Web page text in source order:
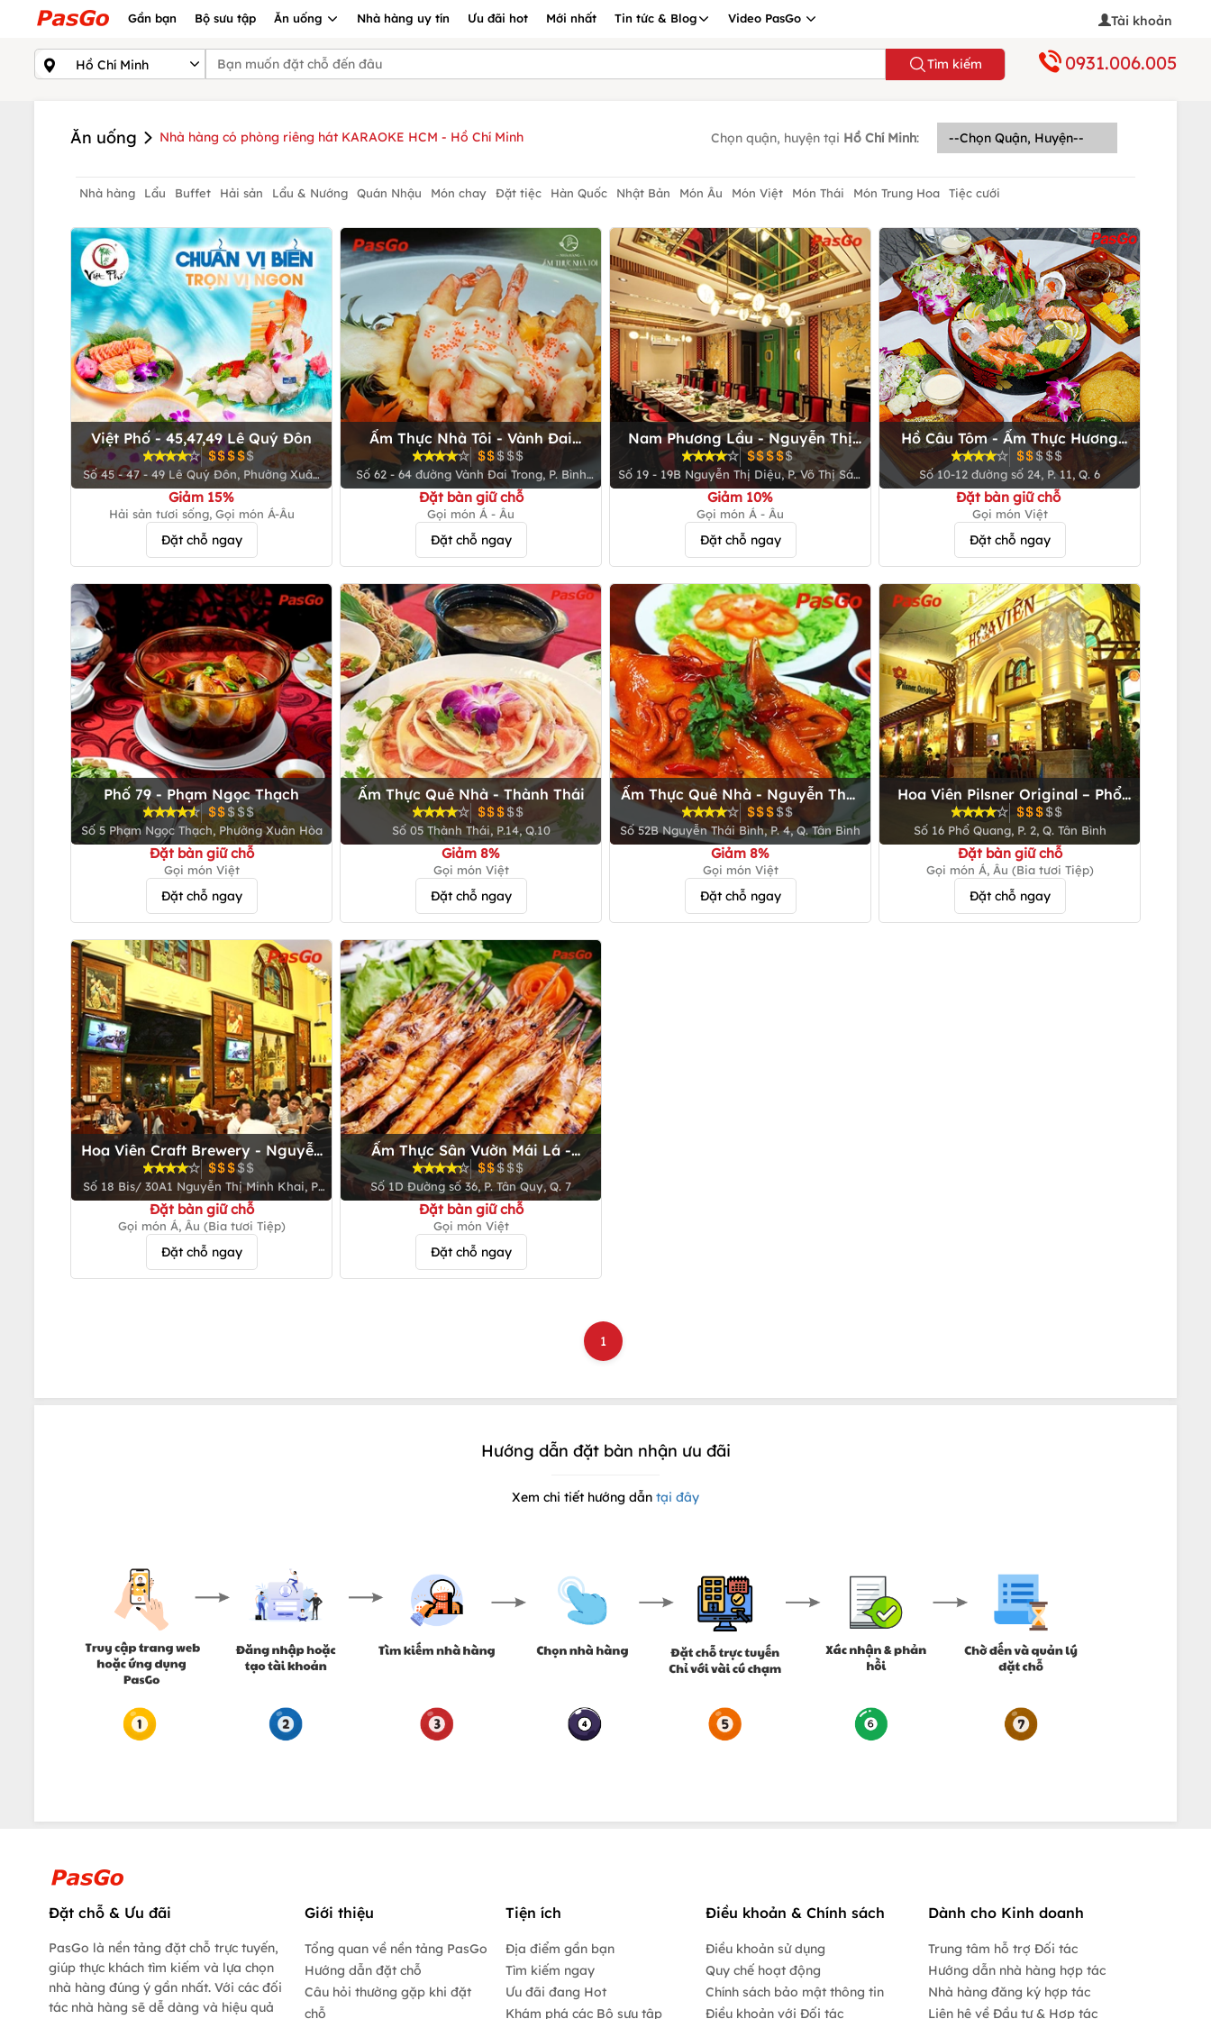
Gần bạn Bộ sưu tập Ăn uống Nhà hàng uy tín Ưu đãi hot Mới nhất Tin tức & Blog Video PasGo Tài khoản
Tìm kiếm 0931.006.005
Ăn uống Nhà hàng có phòng riêng hát KARAOKE HCM - Hồ Chí Minh Chọn quận, huyện tại Hồ Chí Minh:
Nhà hàng Lẩu Buffet Hải sản Lẩu & Nướng Quán Nhậu Món chay Đặt tiệc Hàn Quốc Nhật Bản Món Âu Món Việt Món Thái Món Trung Hoa Tiệc cưới
Việt Phố - 45,47,49 Lê Quý Đôn
Số 45 - 47 - 49 Lê Quý Đôn, Phường Xuân
Hòa (Quận 3 cũ)
Giảm 15%
Hải sản tươi sống, Gọi món Á-Âu
Đặt chỗ ngay
Ẩm Thực Nhà Tôi - Vành Đai
Trong
Số 62 - 64 đường Vành Đai Trong, P. Bình
Trị Đông B, Q. Bình Tân
Đặt bàn giữ chỗ
Gọi món Á - Âu
Đặt chỗ ngay
Nam Phương Lầu - Nguyễn Thị
Diệu
Số 19 - 19B Nguyễn Thị Diệu, P. Võ Thị Sáu,
Q. 3
Giảm 10%
Gọi món Á - Âu
Đặt chỗ ngay
Hồ Câu Tôm - Ẩm Thực Hương
Quê - Đường số 24
Số 10-12 đường số 24, P. 11, Q. 6
Đặt bàn giữ chỗ
Gọi món Việt
Đặt chỗ ngay
Phố 79 - Phạm Ngọc Thạch
Số 5 Phạm Ngọc Thạch, Phường Xuân Hòa
Đặt bàn giữ chỗ
Gọi món Việt
Đặt chỗ ngay
Ẩm Thực Quê Nhà - Thành Thái
Số 05 Thành Thái, P.14, Q.10
Giảm 8%
Gọi món Việt
Đặt chỗ ngay
Ẩm Thực Quê Nhà - Nguyễn Thái
Bình
Số 52B Nguyễn Thái Bình, P. 4, Q. Tân Bình
Giảm 8%
Gọi món Việt
Đặt chỗ ngay
Hoa Viên Pilsner Original – Phổ
Quang
Số 16 Phổ Quang, P. 2, Q. Tân Bình
Đặt bàn giữ chỗ
Gọi món Á, Âu (Bia tươi Tiệp)
Đặt chỗ ngay
Hoa Viên Craft Brewery - Nguyễn
Thị Minh Khai
Số 18 Bis/ 30A1 Nguyễn Thị Minh Khai, P.
Đa Kao, Q. 1
Đặt bàn giữ chỗ
Gọi món Á, Âu (Bia tươi Tiệp)
Đặt chỗ ngay
Ẩm Thực Sân Vườn Mái Lá -
Đường số 36
Số 1D Đường số 36, P. Tân Quy, Q. 7
Đặt bàn giữ chỗ
Gọi món Việt
Đặt chỗ ngay
1
Hướng dẫn đặt bàn nhận ưu đãi
Xem chi tiết hướng dẫn tại đây
Đặt chỗ & Ưu đãi
PasGo là nền tảng đặt chỗ trực tuyến,
giúp thực khách tìm kiếm và lựa chọn
nhà hàng đúng ý gần nhất. Với các đối
tác nhà hàng sẽ dễ dàng và hiệu quả
Giới thiệu
Tổng quan về nền tảng PasGo
Hướng dẫn đặt chỗ
Câu hỏi thường gặp khi đặt
chỗ
Tiện ích
Địa điểm gần bạn
Tìm kiếm ngay
Ưu đãi đang Hot
Khám phá các Bộ sưu tập
Điều khoản & Chính sách
Điều khoản sử dụng
Quy chế hoạt động
Chính sách bảo mật thông tin
Điều khoản với Đối tác
Dành cho Kinh doanh
Trung tâm hỗ trợ Đối tác
Hướng dẫn nhà hàng hợp tác
Nhà hàng đăng ký hợp tác
Liên hệ về Đầu tư & Hợp tác